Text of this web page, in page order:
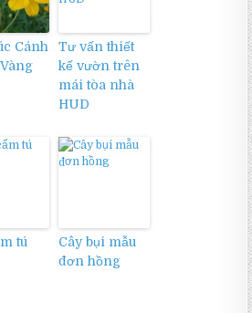
Cánh
Tư vấn thiết
kế vườn trên
mái tòa nhà
HUD
tú
Cây bụi mẫu
đơn hồng